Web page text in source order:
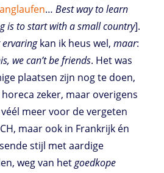
… Best way to learn
is to start with a small country].
ervaringkan ik heus wel, maar:
we can’t be friends. Het was
plaatsen zijn nog te doen,
zeker, maar overigens
meer voor de vergeten
maar ook in Frankrijk én
stijl met aardige
weg van hetgoedkope